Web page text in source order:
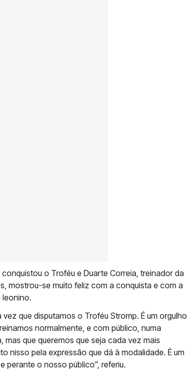
o Troféu e Duarte Correia, treinador da
mostrou-se muito feliz com a conquista e com a
leonino.
que disputamos o Troféu Stromp. É um orgulho
normalmente, e com público, numa
que queremos que seja cada vez mais
nisso pela expressão que dá à modalidade. É um
perante o nosso público”, referiu.